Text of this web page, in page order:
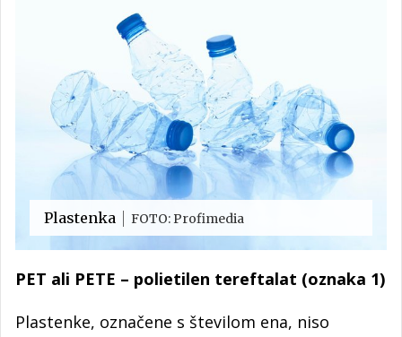
Plastenka FOTO: Profimedia
PET ali PETE – polietilen tereftalat (oznaka 1)
Plastenke, označene s številom ena, niso